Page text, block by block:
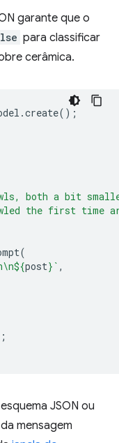
garante que o
para classificar
cerâmica.
.create();
both a bit
the first time
(
${post} ` ,
JSON ou
mensagem